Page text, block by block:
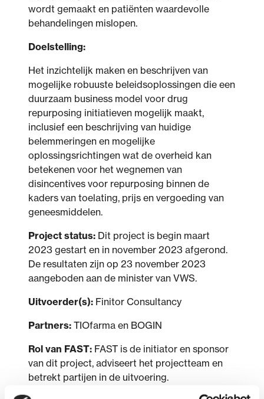
wordt gemaakt en patiënten waardevolle
behandelingen mislopen.
Doelstelling:
Het inzichtelijk maken en beschrijven van
mogelijke robuuste beleidsoplossingen die een
duurzaam business model voor drug
repurposing initiatieven mogelijk maakt,
inclusief een beschrijving van huidige
belemmeringen en mogelijke
oplossingsrichtingen wat de overheid kan
betekenen voor het wegnemen van
disincentives voor repurposing binnen de
kaders van toelating, prijs en vergoeding van
geneesmiddelen.
Project status: Dit project is begin maart
2023 gestart en in november 2023 afgerond.
De resultaten zijn op 23 november 2023
aangeboden aan de minister van VWS.
Uitvoerder(s): Finitor Consultancy
Partners: TIOfarma en BOGIN
Rol van FAST: FAST is de initiator en sponsor
van dit project, adviseert het projectteam en
betrekt partijen in de uitvoering.